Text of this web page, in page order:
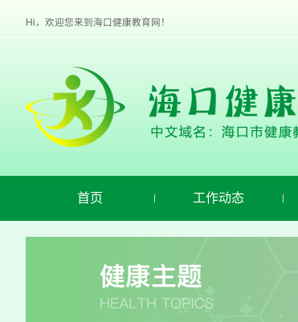
进
人
使
Hi，欢迎您来到海口健康教育网！
首页 工作动态